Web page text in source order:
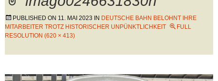
PUBLISHED ON 11. MAI 2023 IN DEUTSCHE BAHN BELOHNT IHRE
MITARBEITER TROTZ HISTORISCHER UNPÜNKTLICHKEIT
FULL
RESOLUTION (620 × 413)